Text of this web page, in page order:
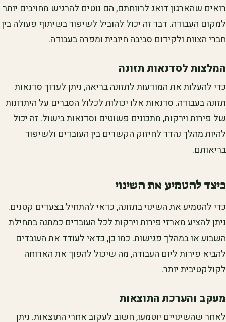
רואים שהארגון דואג לרווחתם, הם נוטים להרגיש מחויבים יותר
למקום העבודה. דבר זה יכול להוביל לשיפור בשיתוף פעולה בין
חברי הצוות ולקידום סביבה חיובית ומפרה בעבודה.
המלצות לסדנאות תזונה
כדי להעלות את המודעות לתזונה בריאה, ניתן לערוך סדנאות
תזונה בעבודה. סדנאות אלו יכולות לכלול הסברים על היתרונות
של פירות וירקות, מתכונים פשוטים וסדנאות בישול. זה יכול
להיות מהלך נהדר לחיזוק הקשרים בין העובדים ולשיפור
בריאותם.
כיצד להטמיע את השינוי
כדי להטמיע את השינוי בתזונה, כדאי להתחיל בצעדים קטנים.
ניתן להציע מארזי פירות וירקות לכל העובדים כמתנה בתחילת
השבוע או במהלך פגישות. כמו כן, כדאי לעודד את העובדים
להביא פירות ליום העבודה, מה שיכול להפוך את הארוחה
לקולקטיבית יותר.
מעקב והערכת התוצאות
לאחר שהשינויים יוטמעו, חשוב לעקוב אחרי התוצאות. ניתן